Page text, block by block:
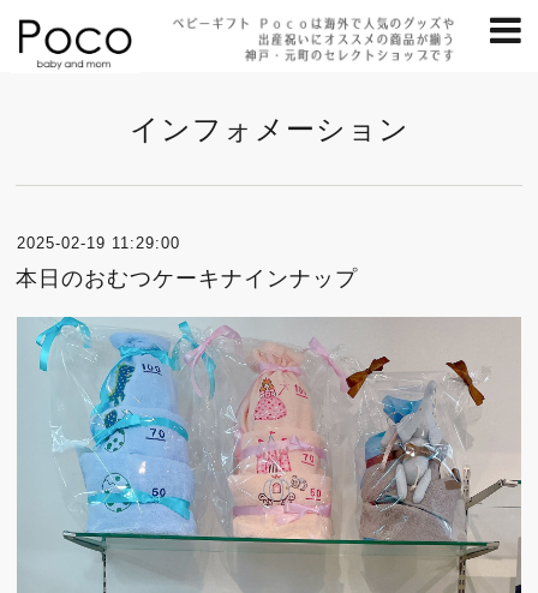
インフォメーション
2025-02-19 11:29:00
本日のおむつケーキナインナップ